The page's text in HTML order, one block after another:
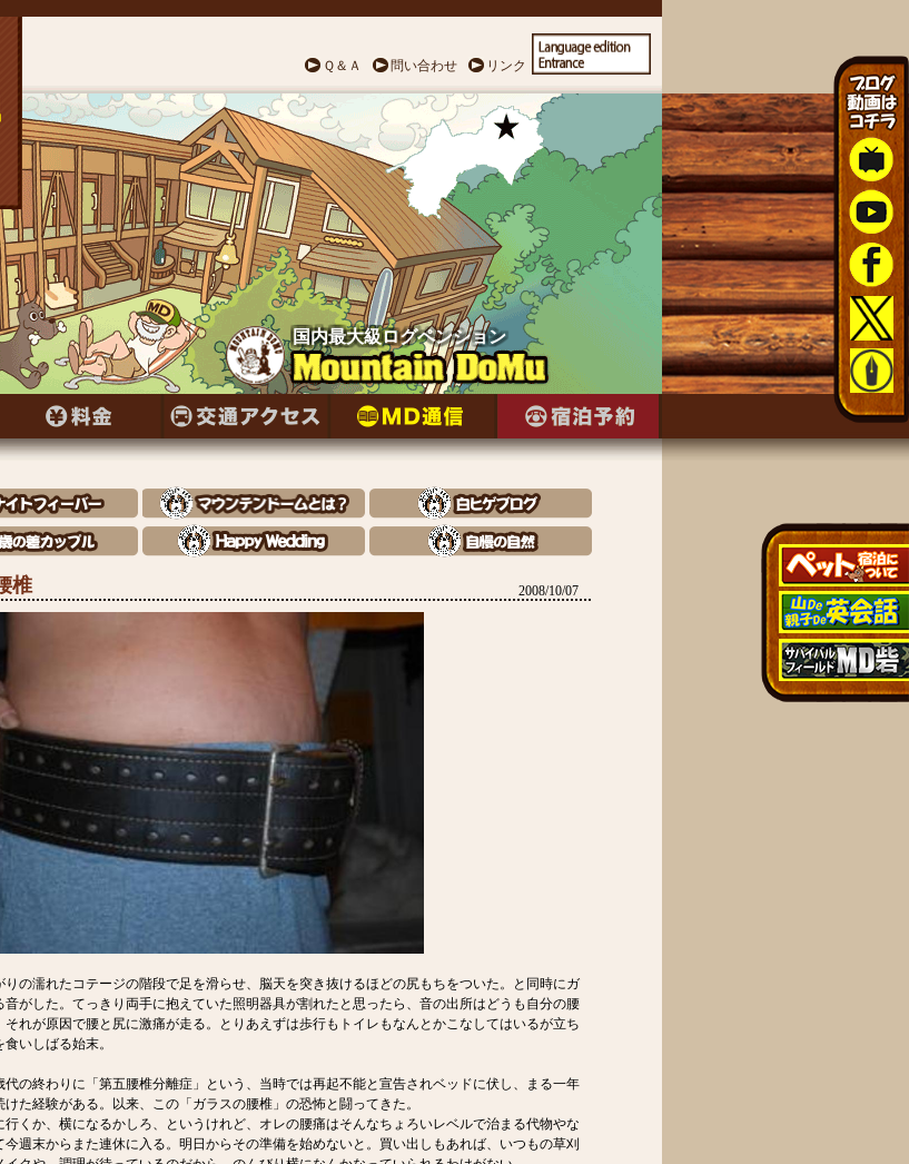
Ｑ＆Ａ 問い合わせ リンク
国内最大級ログペンション
国内最大級ログペンション
国内最大級ログペンション
国内最大級ログペンション
国内最大級ログペンション
国内最大級ログペンション
国内最大級ログペンション
国内最大級ログペンション
国内最大級ログペンション
国内最大級ログペンション
国内最大級ログペンション
国内最大級ログペンション
国内最大級ログペンション
国内最大級ログペンション
国内最大級ログペンション
国内最大級ログペンション
国内最大級ログペンション
国内最大級ログペンション
国内最大級ログペンション
国内最大級ログペンション
国内最大級ログペンション
国内最大級ログペンション
国内最大級ログペンション
国内最大級ログペンション
国内最大級ログペンション
椎 2008/10/07
の濡れたコテージの階段で足を滑らせ、脳天を突き抜けるほどの尻もちをついた。と同時にガ
音がした。てっきり両手に抱えていた照明器具が割れたと思ったら、音の出所はどうも自分の腰
それが原因で腰と尻に激痛が走る。とりあえずは歩行もトイレもなんとかこなしてはいるが立ち
いしばる始末。
の終わりに「第五腰椎分離症」という、当時では再起不能と宣告されベッドに伏し、まる一年
けた経験がある。以来、この「ガラスの腰椎」の恐怖と闘ってきた。
くか、横になるかしろ、というけれど、オレの腰痛はそんなちょろいレベルで治まる代物やな
今週末からまた連休に入る。明日からその準備を始めないと。買い出しもあれば、いつもの草刈